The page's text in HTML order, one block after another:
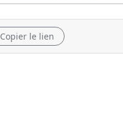
Copier le lien